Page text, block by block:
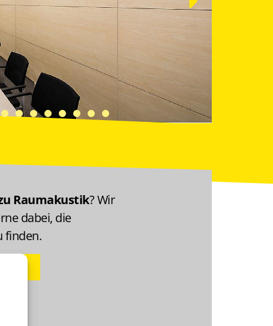
Raumakustik? Wir
dabei, die
finden.